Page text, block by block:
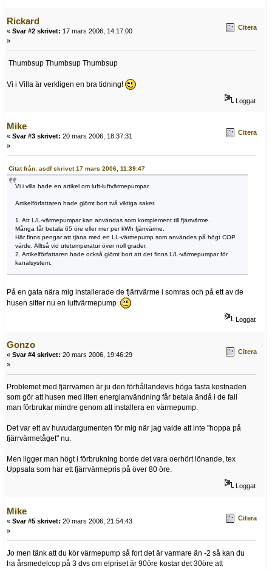
Rickard
« Svar #2 skrivet: 17 mars 2006, 14:17:00
»
Citera
Thumbsup Thumbsup Thumbsup
Vi i Villa är verkligen en bra tidning!
Loggat
Mike
« Svar #3 skrivet: 20 mars 2006, 18:37:31
»
Citera
Citat från: asdf skrivet 17 mars 2006, 11:39:47
Vi i villa hade en artikel om luft-luftvärmepumpar.
Artikelförfattaren hade glömt bort två viktiga saker.
1. Att L/L-värmepumpar kan användas som komplement till fjärrvärme.
Många får betala 65 öre eller mer per kWh fjärrvärme.
Här finns pengar att tjäna med en LL-värmepump som användes på högt COP
värde. Alltså vid utetemperatur över noll grader.
2. Artikelförfattaren hade också glömt bort att det finns L/L-värmepumpar för
kanalsystem.
På en gata nära mig installerade de fjärrvärme i somras och på ett av de
husen sitter nu en luftvärmepump
Loggat
Gonzo
« Svar #4 skrivet: 20 mars 2006, 19:46:29
»
Citera
Problemet med fjärrvämen är ju den förhållandevis höga fasta kostnaden
som gör att husen med liten energianvändning får betala ändå i de fall
man förbrukar mindre genom att installera en värmepump.
Det var ett av huvudargumenten för mig när jag valde att inte "hoppa på
fjärrvärmetåget" nu.
Men ligger man högt i förbrukning borde det vara oerhört lönande, tex
Uppsala som har ett fjärrvärmepris på över 80 öre.
Loggat
Mike
« Svar #5 skrivet: 20 mars 2006, 21:54:43
»
Citera
Jo men tänk att du kör värmepump så fort det är varmare än -2 så kan du
ha årsmedelcop på 3 dvs om elpriset är 90öre kostar det 30öre att